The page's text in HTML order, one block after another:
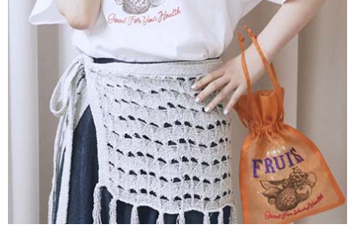
【注意事項】
１．透過由恩沛科技股份有限公司提供之「AFTEE先享後付」服務完成之交
易，需依本服務之必要範圍內提供個人資料，並將交易相關給付款項請求債
權轉讓予恩沛科技股份有限公司。
２．關於個人資料處理事宜，請瀏覽以下網址：
https://aftee.tw/terms/#terms3
３．未成年的使用者請事先徵得法定代理人或監護人之同意方可使用
「AFTEE先享後付」，若未經同意申辦者引起之損失，本公司不負相關責
４．使用「AFTEE先享後付」時，將依據個別帳號之用戶狀況，依本公司即
時審查核予不同之上限額度；若仍有額度不足之情形，本公司將視審查結果
請求用戶進行身份認證。
５．嚴禁一人註冊多個帳號或使用他人資訊註冊。若發現惡意使用之情形，
恩沛科技股份有限公司將有權停止該用戶之使用額度並採取法律行動。
7-11取貨付款
每筆NT$60，滿NT$888(含以上)免運費
每筆NT$60，滿NT$888(含以上)免運費
每筆NT$90，滿NT$888(含以上)免運費